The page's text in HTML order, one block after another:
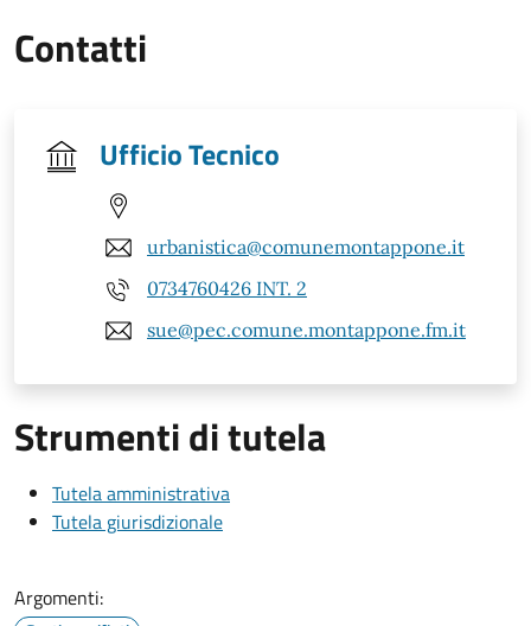
Contatti
Ufficio Tecnico
urbanistica@comunemontappone.it
0734760426 INT. 2
sue@pec.comune.montappone.fm.it
Strumenti di tutela
Tutela amministrativa
Tutela giurisdizionale
Argomenti: